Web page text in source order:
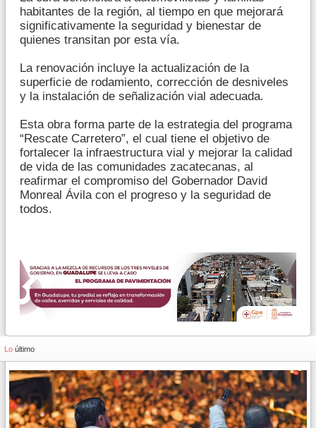
habitantes de la región, al tiempo en que mejorará
significativamente la seguridad y bienestar de
quienes transitan por esta vía.
La renovación incluye la actualización de la
superficie de rodamiento, corrección de desniveles
y la instalación de señalización vial adecuada.
Esta obra forma parte de la estrategia del programa
“Rescate Carretero”, el cual tiene el objetivo de
fortalecer la infraestructura vial y mejorar la calidad
de vida de las comunidades zacatecanas, al
reafirmar el compromiso del Gobernador David
Monreal Ávila con el progreso y la seguridad de
todos.
Lo último